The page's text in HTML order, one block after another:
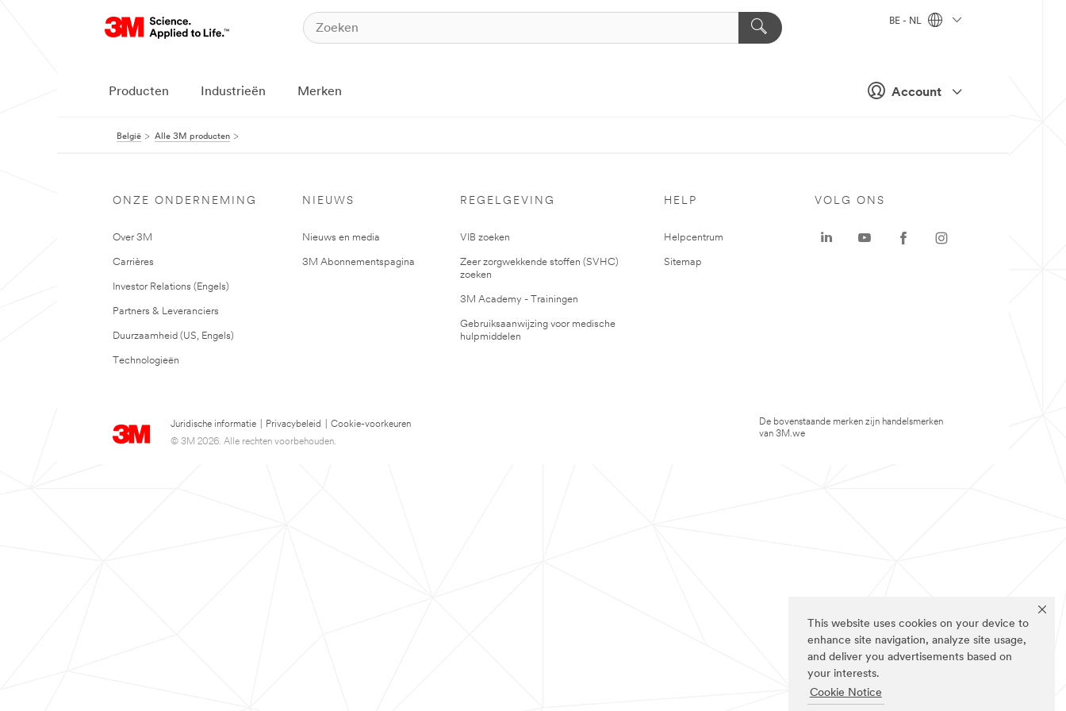
This website uses cookies on your device to
enhance site navigation, analyze site usage,
and deliver you advertisements based on
your interests.
Cookie Notice
Account
BE - NL
Producten Industrieën Merken
België Alle 3M producten
ONZE ONDERNEMING
Over 3M
Carrières
Investor Relations (Engels)
Partners & Leveranciers
Duurzaamheid (US, Engels)
Technologieën
NIEUWS
Nieuws en media
3M Abonnementspagina
REGELGEVING
VIB zoeken
Zeer zorgwekkende stoffen (SVHC)
zoeken
3M Academy - Trainingen
Gebruiksaanwijzing voor medische
hulpmiddelen
HELP
Helpcentrum
Sitemap
Juridische informatie Privacybeleid
Cookie-voorkeuren
© 3M 2026. Alle rechten voorbehouden.
VOLG ONS
De bovenstaande merken zijn handelsmerken
van 3M.we